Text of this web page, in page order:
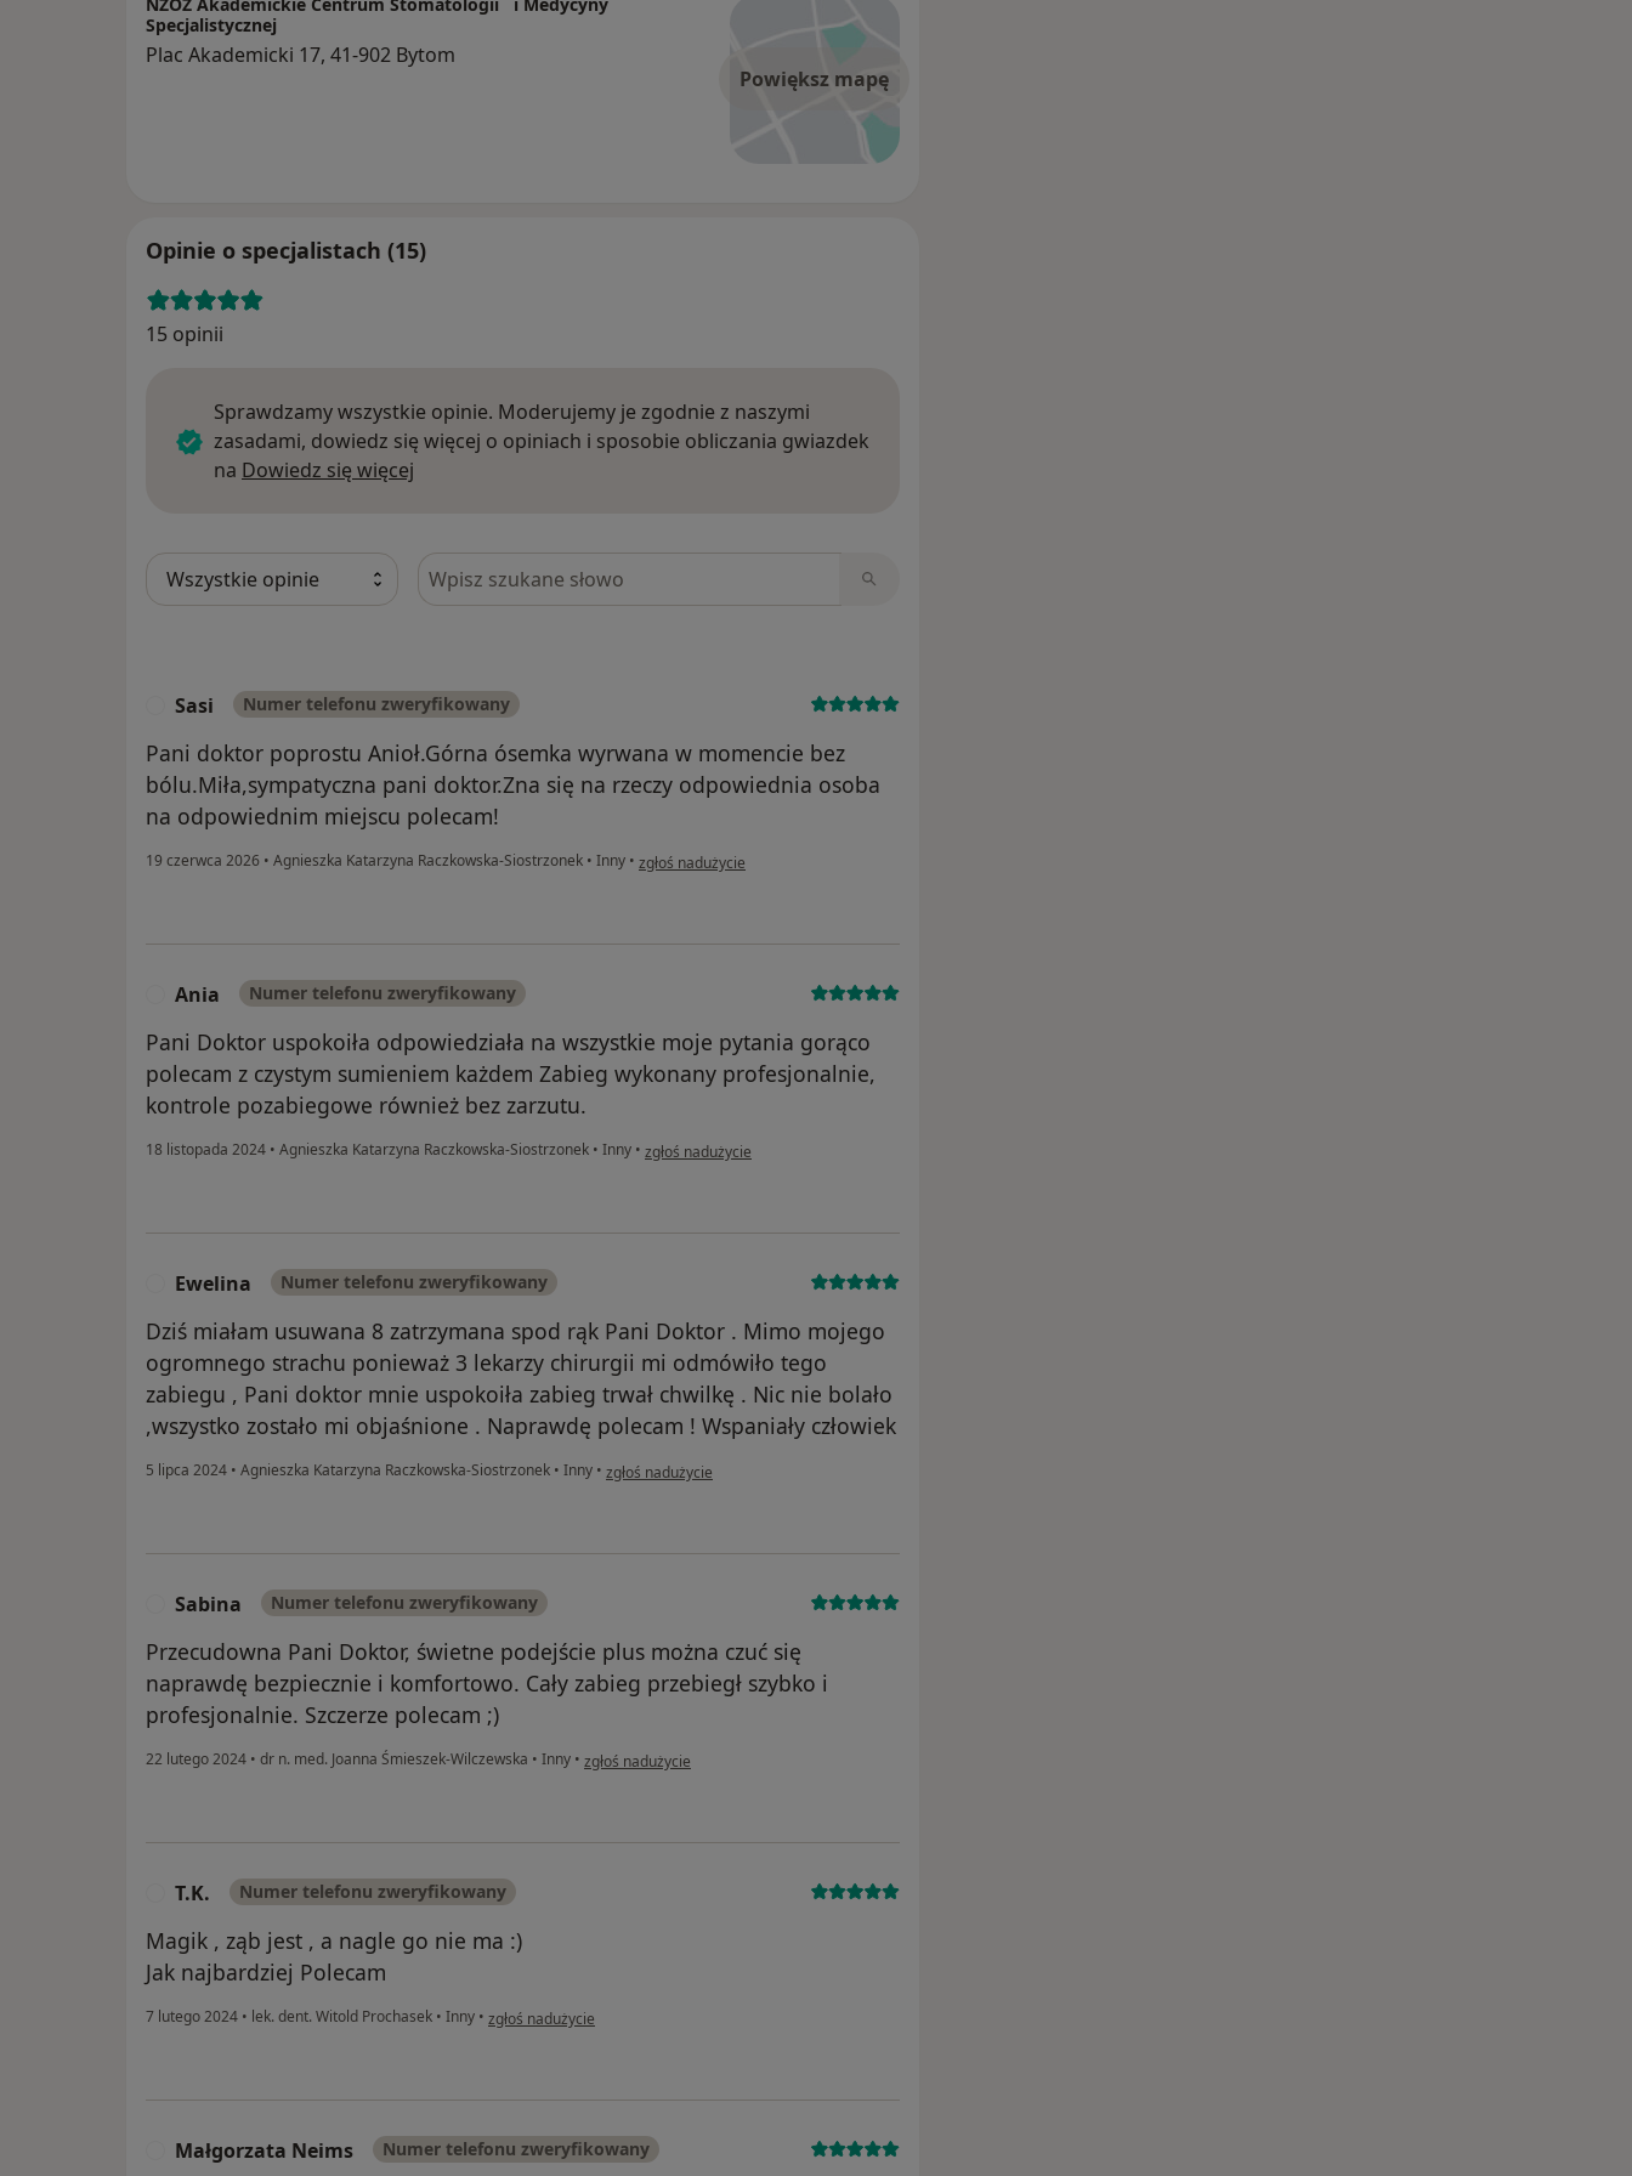
Powiększ mapę
NZOZ Akademickie Centrum Stomatologii i Medycyny
Specjalistycznej
Plac Akademicki 17, 41-902 Bytom
Opinie o specjalistach (15)
15 opinii
Sprawdzamy wszystkie opinie. Moderujemy je zgodnie z naszymi
zasadami, dowiedz się więcej o opiniach i sposobie obliczania gwiazdek
na Dowiedz się więcej
Szukaj w opiniach
Sasi Numer telefonu zweryfikowany
Pani doktor poprostu Anioł.Górna ósemka wyrwana w momencie bez
bólu.Miła,sympatyczna pani doktor.Zna się na rzeczy odpowiednia osoba
na odpowiednim miejscu polecam!
19 czerwca 2026 • Agnieszka Katarzyna Raczkowska-Siostrzonek • Inny • w opinii użytkownika Sasi
zgłoś nadużycie
Ania Numer telefonu zweryfikowany
Pani Doktor uspokoiła odpowiedziała na wszystkie moje pytania gorąco
polecam z czystym sumieniem każdem Zabieg wykonany profesjonalnie,
kontrole pozabiegowe również bez zarzutu.
18 listopada 2024 • Agnieszka Katarzyna Raczkowska-Siostrzonek • Inny • w opinii użytkownika Ania
zgłoś nadużycie
Ewelina Numer telefonu zweryfikowany
Dziś miałam usuwana 8 zatrzymana spod rąk Pani Doktor . Mimo mojego
ogromnego strachu ponieważ 3 lekarzy chirurgii mi odmówiło tego
zabiegu , Pani doktor mnie uspokoiła zabieg trwał chwilkę . Nic nie bolało
,wszystko zostało mi objaśnione . Naprawdę polecam ! Wspaniały człowiek
5 lipca 2024 • Agnieszka Katarzyna Raczkowska-Siostrzonek • Inny • w opinii użytkownika Ewelina
zgłoś nadużycie
Sabina Numer telefonu zweryfikowany
Przecudowna Pani Doktor, świetne podejście plus można czuć się
naprawdę bezpiecznie i komfortowo. Cały zabieg przebiegł szybko i
profesjonalnie. Szczerze polecam ;)
22 lutego 2024 • dr n. med. Joanna Śmieszek-Wilczewska • Inny • w opinii użytkownika Sabina
zgłoś nadużycie
T.K. Numer telefonu zweryfikowany
Magik , ząb jest , a nagle go nie ma :)
Jak najbardziej Polecam
7 lutego 2024 • lek. dent. Witold Prochasek • Inny • w opinii użytkownika T.K.
zgłoś nadużycie
Małgorzata Neims Numer telefonu zweryfikowany